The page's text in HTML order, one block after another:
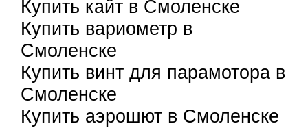
Купить кайт в Смоленске
Купить вариометр в
Смоленске
Купить винт для парамотора в
Смоленске
Купить аэрошют в Смоленске